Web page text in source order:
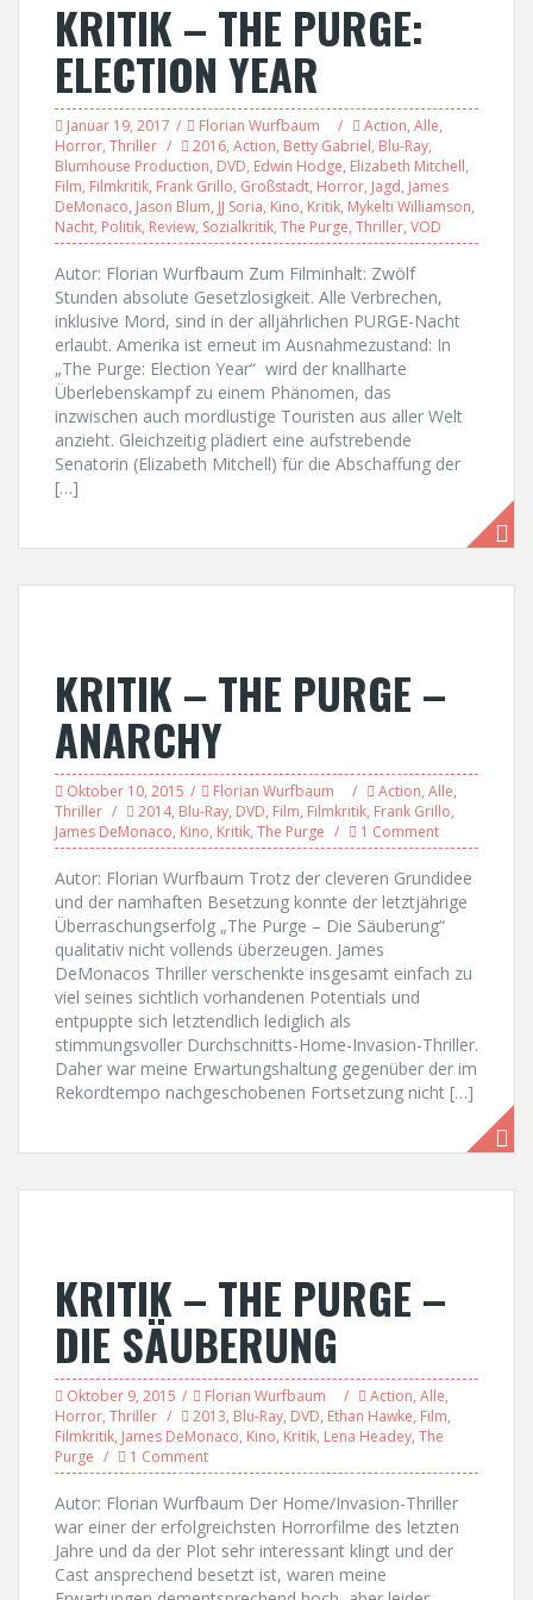
KRITIK – THE PURGE:
ELECTION YEAR
Januar 19, 2017 Florian Wurfbaum Action, Alle,
Horror, Thriller 2016, Action, Betty Gabriel, Blu-Ray,
Blumhouse Production, DVD, Edwin Hodge, Elizabeth Mitchell,
Film, Filmkritik, Frank Grillo, Großstadt, Horror, Jagd, James
DeMonaco, Jason Blum, JJ Soria, Kino, Kritik, Mykelti Williamson,
Nacht, Politik, Review, Sozialkritik, The Purge, Thriller, VOD
Autor: Florian Wurfbaum Zum Filminhalt: Zwölf
Stunden absolute Gesetzlosigkeit. Alle Verbrechen,
inklusive Mord, sind in der alljährlichen PURGE-Nacht
erlaubt. Amerika ist erneut im Ausnahmezustand: In
„The Purge: Election Year“ wird der knallharte
Überlebenskampf zu einem Phänomen, das
inzwischen auch mordlustige Touristen aus aller Welt
anzieht. Gleichzeitig plädiert eine aufstrebende
Senatorin (Elizabeth Mitchell) für die Abschaffung der
[…]
KRITIK – THE PURGE –
ANARCHY
Oktober 10, 2015 Florian Wurfbaum Action, Alle,
Thriller
2014, Blu-Ray, DVD, Film, Filmkritik, Frank Grillo,
James DeMonaco, Kino, Kritik, The Purge 1 Comment
Autor: Florian Wurfbaum Trotz der cleveren Grundidee
und der namhaften Besetzung konnte der letztjährige
Überraschungserfolg „The Purge – Die Säuberung“
qualitativ nicht vollends überzeugen. James
DeMonacos Thriller verschenkte insgesamt einfach zu
viel seines sichtlich vorhandenen Potentials und
entpuppte sich letztendlich lediglich als
stimmungsvoller Durchschnitts-Home-Invasion-Thriller.
Daher war meine Erwartungshaltung gegenüber der im
Rekordtempo nachgeschobenen Fortsetzung nicht […]
KRITIK – THE PURGE –
DIE SÄUBERUNG
Oktober 9, 2015 Florian Wurfbaum Action, Alle,
Horror, Thriller 2013, Blu-Ray, DVD, Ethan Hawke, Film,
Filmkritik, James DeMonaco, Kino, Kritik, Lena Headey, The
Purge
1 Comment
Autor: Florian Wurfbaum Der Home/Invasion-Thriller
war einer der erfolgreichsten Horrorfilme des letzten
Jahre und da der Plot sehr interessant klingt und der
Cast ansprechend besetzt ist, waren meine